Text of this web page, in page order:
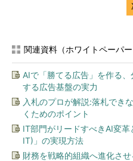
関連資料（ホワイトペーパー
AIで「勝てる広告」を作る
する広告基盤の実力
入札のプロが解説:落札でき
くためのポイント
IT部門がリードすべきAI変
IT)」の実現方法
財務を戦略的組織へ進化さ